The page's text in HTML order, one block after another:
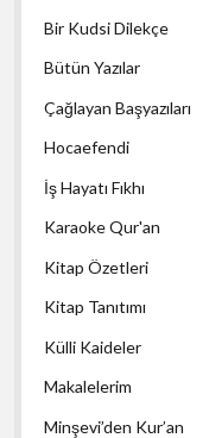
Bir Kudsi Dilekçe
Bütün Yazılar
Çağlayan Başyazıları
Hocaefendi
İş Hayatı Fıkhı
Karaoke Qur'an
Kitap Özetleri
Kitap Tanıtımı
Külli Kaideler
Makalelerim
Minşevi’den Kur’an